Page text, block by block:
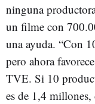
ninguna
un filme con
una ayuda. “Con
pero ahora
TVE. Si 10
es de 1,4